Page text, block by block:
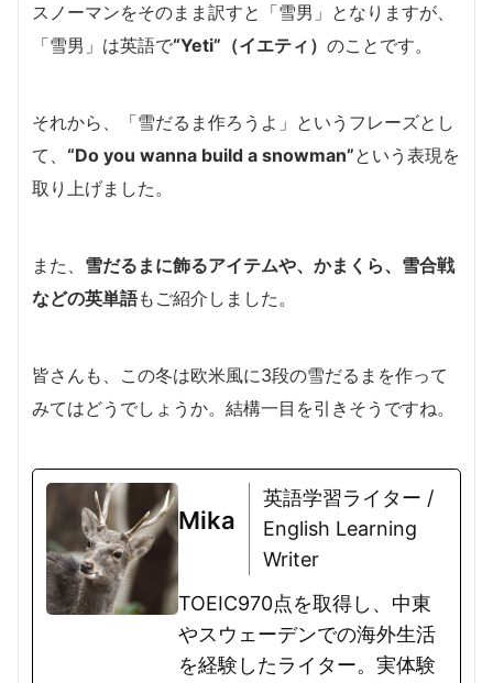
スノーマンをそのまま訳すと「雪男」となりますが、
「雪男」は英語で“Yeti”（イエティ） のことです。
それから、「雪だるま作ろうよ」というフレーズとし
て、 “Do you wanna build a snowman”という表現を
取り上げました。
また、 雪だるまに飾るアイテムや、かまくら、雪合戦
などの英単語もご紹介しました。
皆さんも、この冬は欧米風に3段の雪だるまを作って
みてはどうでしょうか。結構一目を引きそうですね。
Mika
英語学習ライター /
English Learning
Writer
TOEIC970点を取得し、中東
やスウェーデンでの海外生活
を経験したライター。実体験